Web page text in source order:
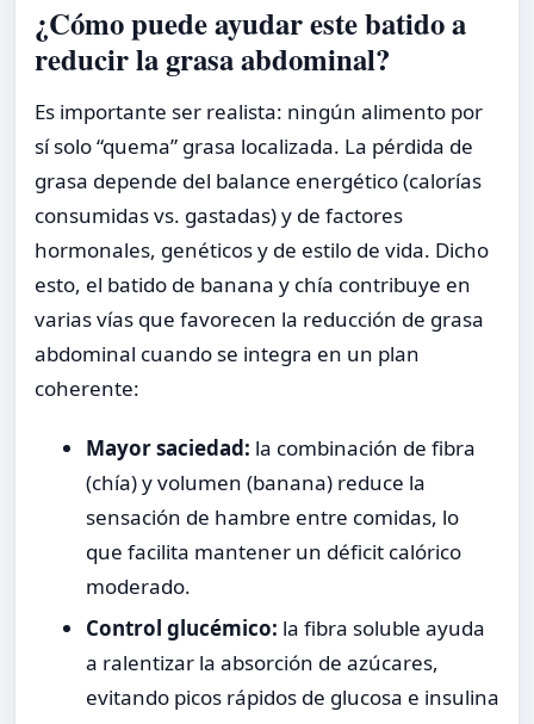
¿Cómo puede ayudar este batido a
reducir la grasa abdominal?
Es importante ser realista: ningún alimento por
sí solo “quema” grasa localizada. La pérdida de
grasa depende del balance energético (calorías
consumidas vs. gastadas) y de factores
hormonales, genéticos y de estilo de vida. Dicho
esto, el batido de banana y chía contribuye en
varias vías que favorecen la reducción de grasa
abdominal cuando se integra en un plan
coherente:
Mayor saciedad: la combinación de fibra
(chía) y volumen (banana) reduce la
sensación de hambre entre comidas, lo
que facilita mantener un déficit calórico
moderado.
Control glucémico: la fibra soluble ayuda
a ralentizar la absorción de azúcares,
evitando picos rápidos de glucosa e insulina